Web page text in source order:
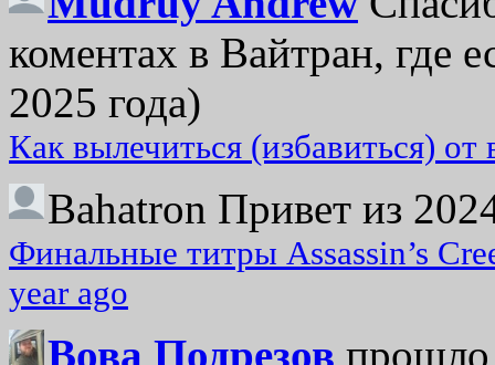
коментах в Вайтран, где
2025 года)
Как вылечиться (избавиться)
Bahatron Привет из
Финальные титры Assassin’s
year ago
Вова Подрезов прошло